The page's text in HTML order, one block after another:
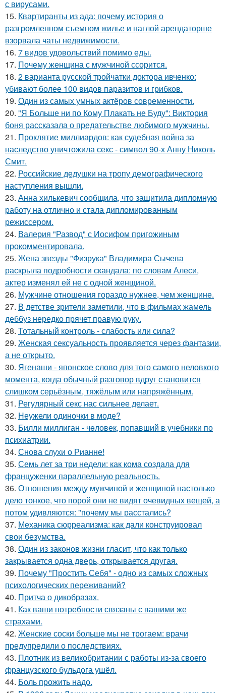
с вирусами.
15. Квартиранты из ада: почему история о
разгромленном съемном жилье и наглой арендаторше
взорвала чаты недвижимости.
16. 7 видов удовольствий помимо еды.
17. Почему женщина с мужчиной ссорится.
18. 2 варианта русской тройчатки доктора ивченко:
убивают более 100 видов паразитов и грибков.
19. Один из самых умных актёров современности.
20. "Я Больше ни по Кому Плакать не Буду": Виктория
боня рассказала о предательстве любимого мужчины.
21. Проклятие миллиардов: как судебная война за
наследство уничтожила секс - символ 90-х Анну Николь
Смит.
22. Российские дедушки на тропу демографического
наступления вышли.
23. Анна хилькевич сообщила, что защитила дипломную
работу на отлично и стала дипломированным
режиссером.
24. Валерия "Развод" с Иосифом пригожиным
прокомментировала.
25. Жена звезды "Физрука" Владимира Сычева
раскрыла подробности скандала: по словам Алеси,
актер изменял ей не с одной женщиной.
26. Мужчине отношения гораздо нужнее, чем женщине.
27. В детстве зрители заметили, что в фильмах жамель
деббуз нередко прячет правую руку.
28. Тотальный контроль - слабость или сила?
29. Женская сексуальность проявляется через фантазии,
а не открыто.
30. Ягенаши - японское слово для того самого неловкого
момента, когда обычный разговор вдруг становится
слишком серьёзным, тяжёлым или напряжённым.
31. Регулярный секс нас сильнее делает.
32. Неужели одиночки в моде?
33. Билли миллиган - чeловек, попавший в учебники по
психиатрии.
34. Снова слухи о Рианне!
35. Семь лет за три недели: как кома создала для
француженки параллельную реальность.
36. Отношения между мужчиной и женщиной настолько
дело тонкое, что порой они не видят очевидных вещей, а
потом удивляются: "почему мы расстались?
37. Механика сюрреализма: как дали конструировал
свои безумства.
38. Один из законов жизни гласит, что как только
закрывается одна дверь, открывается другая.
39. Почему "Простить Себя" - одно из самых сложных
психологических переживаний?
40. Притча о дикобразах.
41. Как ваши потребности связаны с вашими же
страхами.
42. Женские соски больше мы не трогаем: врачи
предупредили о последствиях.
43. Плотник из великобритании с работы из-за своего
французского бульдога ушёл.
44. Боль прожить надо.